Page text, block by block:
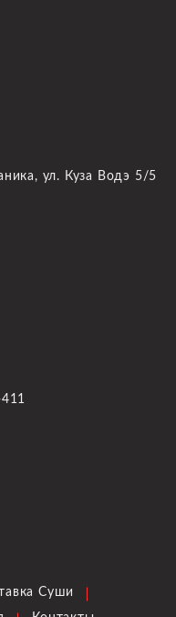
ул. Куза Водэ 5/5
Суши